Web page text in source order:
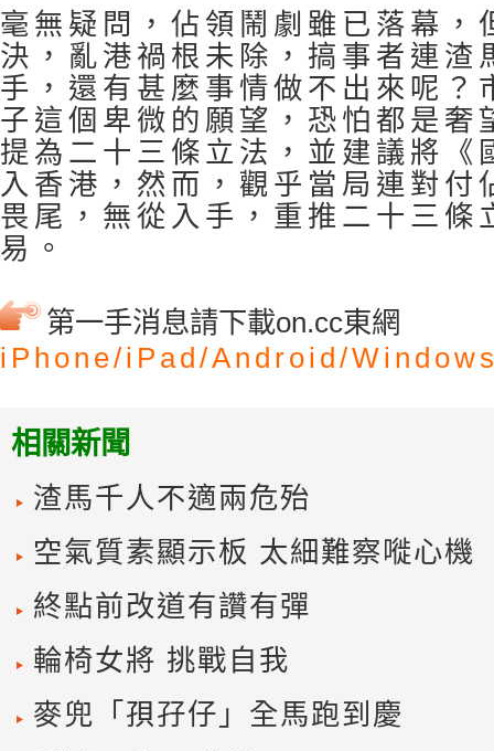
毫無疑問，佔領鬧劇雖已落幕，
決，亂港禍根未除，搞事者連渣
手，還有甚麼事情做不出來呢？
子這個卑微的願望，恐怕都是奢
提為二十三條立法，並建議將《
入香港，然而，觀乎當局連對付
畏尾，無從入手，重推二十三條
易。
第一手消息請下載on.cc東網
iPhone/iPad/Android/
相關新聞
渣馬千人不適兩危殆
空氣質素顯示板 太細難察嘥心機
終點前改道有讚有彈
輪椅女將 挑戰自我
麥兜「孭孖仔」全馬跑到慶